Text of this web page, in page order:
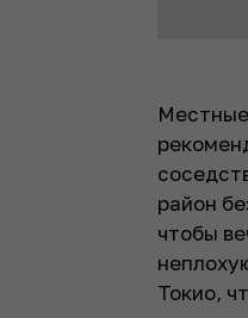
район
чтобы
Токио,